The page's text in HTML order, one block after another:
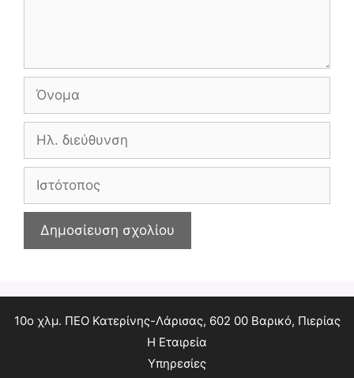
Όνομα
Ηλ.
Ιστότοπος
10ο χλμ. ΠΕΟ Κατερίνης-Λάρισας, 602 00 Βαρικό, Πιερίας
Η Εταιρεία
Υπηρεσίες